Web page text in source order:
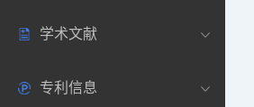
药典网站
药物临床
生物数据库
美国
欧洲
医药新闻
医药论坛
学术文献
学术搜索
专利信息